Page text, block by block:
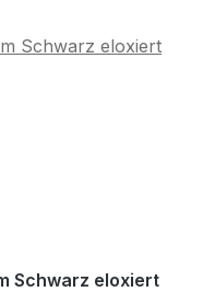
Schwarz eloxiert